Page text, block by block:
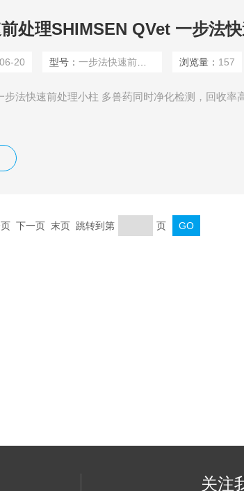
20 型号：一步法快速前处理 浏览量： 157
步法快速前处理小柱 多兽药同时净化检测，回收率
下一页 末页 跳转到第 页
关注